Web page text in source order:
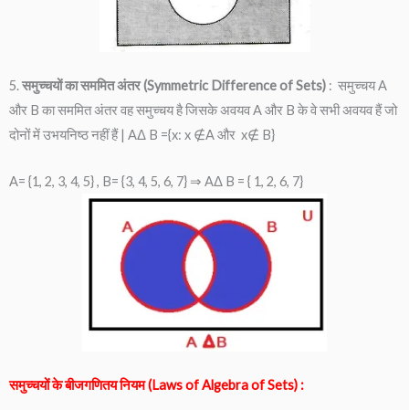
5.समुच्चयों का सममित अंतर (Symmetric Difference of Sets) : समुच्चय A
और B का सममित अंतर वह समुच्चय है जिसके अवयव A और B के वे सभी अवयव हैं जो
दोनों में उभयनिष्ठ नहीं हैं | AΔ B ={x: x ∉A और x∉ B}
A= {1, 2, 3, 4, 5} , B= {3, 4, 5, 6, 7} ⇒ AΔ B = { 1, 2, 6, 7}
समुच्चयों के बीजगणितय नियम (Laws of Algebra of Sets) :